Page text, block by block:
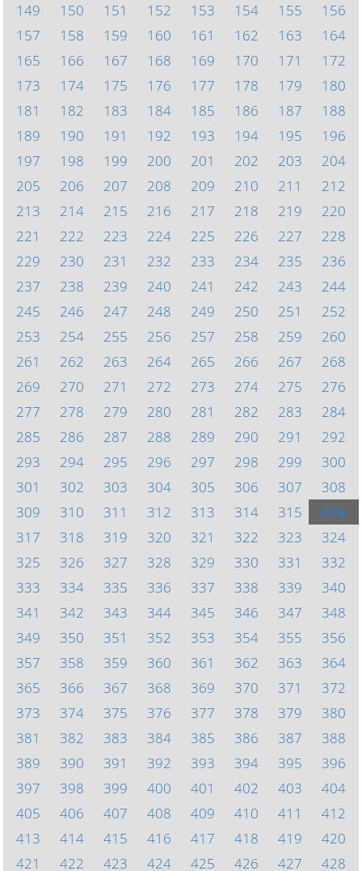
149
150 151 152 153 154 155
156
157
158 159 160 161 162 163
164
165
166 167 168 169 170 171
172
173
174 175 176 177 178 179
180
181
182 183 184 185 186 187
188
189
190 191 192 193 194 195
196
197
198 199 200 201 202 203
204
205
206 207 208 209 210 211
212
213
214 215 216 217 218 219
220
221
222 223 224 225 226 227
228
229
230 231 232 233 234 235
236
237
238 239 240 241 242 243
244
245
246 247 248 249 250 251
252
253
254 255 256 257 258 259
260
261
262 263 264 265 266 267
268
269
270 271 272 273 274 275
276
277
278 279 280 281 282 283
284
285
286 287 288 289 290 291
292
293
294 295 296 297 298 299
300
301
302 303 304 305 306 307
308
309
310 311 312 313 314 315
316
317
318 319 320 321 322 323
324
325
326 327 328 329 330 331
332
333
334 335 336 337 338 339
340
341
342 343 344 345 346 347
348
349
350 351 352 353 354 355
356
357
358 359 360 361 362 363
364
365
366 367 368 369 370 371
372
373
374 375 376 377 378 379
380
381
382 383 384 385 386 387
388
389
390 391 392 393 394 395
396
397
398 399 400 401 402 403
404
405
406 407 408 409 410 411
412
413
414 415 416 417 418 419
420
421
422 423 424 425 426 427 428